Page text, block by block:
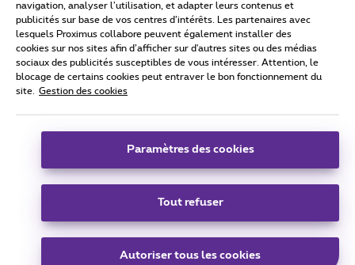
Tous droits réservés. © 2026 Proximus
Conditions générales, info consommateur
Coordonnées de l’entreprise
Boulevard du Roi Albert II 27 - B-1030 Bruxelles.
Carrier & Wholesale Solutions
|Telindus
navigation, analyser l’utilisation, et adapter leurs contenus et
publicités sur base de vos centres d’intérêts. Les partenaires avec
lesquels Proximus collabore peuvent également installer des
cookies sur nos sites afin d’afficher sur d'autres sites ou des médias
sociaux des publicités susceptibles de vous intéresser. Attention, le
blocage de certains cookies peut entraver le bon fonctionnement du
site.
Gestion des cookies
Paramètres des cookies
Tout refuser
Autoriser tous les cookies